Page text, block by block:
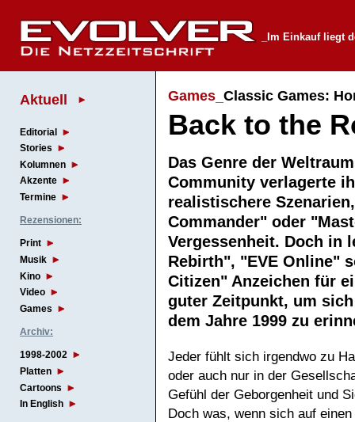
_Im Einkauf liegt
Aktuell
Editorial
Stories
Kolumnen
Akzente
Termine
Rezensionen:
Print
Musik
Kino
Video
Games
Archiv:
1998-2002
Platten
Cartoons
In English
Games_ Classic Games:
Back to the
Das Genre der
Community verlagerte
realistischere
Commander" oder
Vergessenheit. Doch in
Rebirth", "EVE Online"
Citizen" Anzeichen für
guter Zeitpunkt, um
dem Jahre 1999 zu
Jeder fühlt sich irgendwo zu
oder auch nur in der
Gefühl der Geborgenheit und
Doch was, wenn sich auf